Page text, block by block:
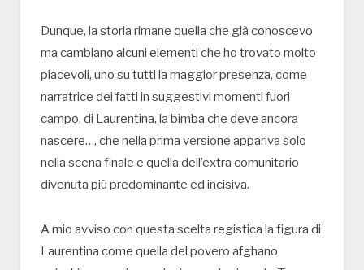
Dunque, la storia rimane quella che già conoscevo
ma cambiano alcuni elementi che ho trovato molto
piacevoli, uno su tutti la maggior presenza, come
narratrice dei fatti in suggestivi momenti fuori
campo, di Laurentina, la bimba che deve ancora
nascere…, che nella prima versione appariva solo
nella scena finale e quella dell’extra comunitario
divenuta più predominante ed incisiva.
A mio avviso con questa scelta registica la figura di
Laurentina come quella del povero afghano